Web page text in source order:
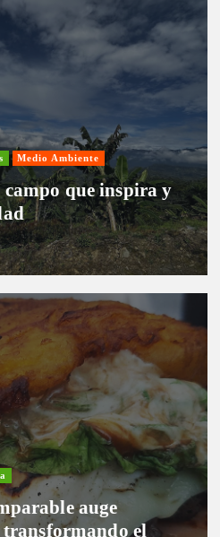
Medio Ambiente
que inspira y
auge
transformando el